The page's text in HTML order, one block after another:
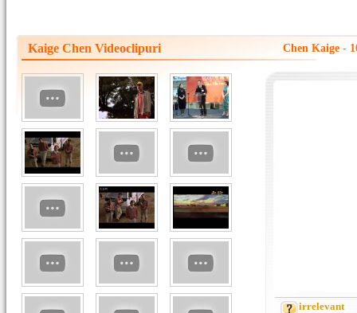
Kaige Chen Videoclipuri Chen Kaige -
irrelevant